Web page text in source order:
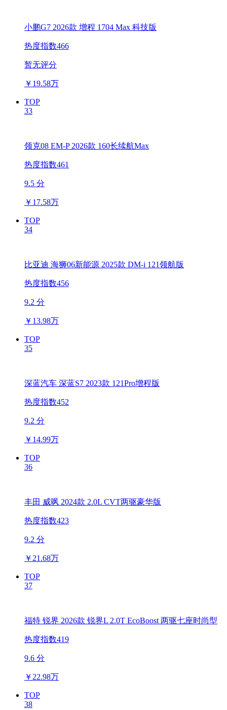
小鹏G7 2026款 增程 1704 Max 科技版
热度指数466
暂无评分
￥ 19.58万
TOP
33
领克08 EM-P 2026款 160长续航Max
热度指数461
9.5 分
￥ 17.58万
TOP
34
比亚迪 海狮06新能源 2025款 DM-i 121领航版
热度指数456
9.2 分
￥ 13.98万
TOP
35
深蓝汽车 深蓝S7 2023款 121Pro增程版
热度指数452
9.2 分
￥ 14.99万
TOP
36
丰田 威飒 2024款 2.0L CVT两驱豪华版
热度指数423
9.2 分
￥ 21.68万
TOP
37
福特 锐界 2026款 锐界L 2.0T EcoBoost 两驱七座时尚型
热度指数419
9.6 分
￥ 22.98万
TOP
38